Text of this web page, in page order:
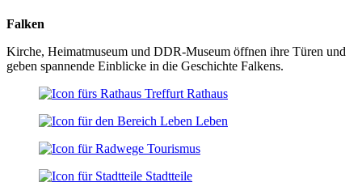
Falken
Kirche, Heimatmuseum und DDR-Museum öffnen ihre Türen und
geben spannende Einblicke in die Geschichte Falkens.
Rathaus
Leben
Tourismus
Stadtteile